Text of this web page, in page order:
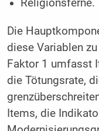
Religionsferne.
Die
diese Variablen
Faktor 1 umfasst
die Tötungsrate,
Items, die